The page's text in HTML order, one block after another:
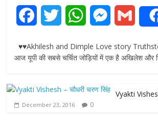
c
i
W
a
M
s
a
♥♥Akhilesh and Dimple Love story
आज यूपी की सबसे चर्चित जोड़ियों में एक है अखिलेश और
Vyakti
December 23, 2016 0